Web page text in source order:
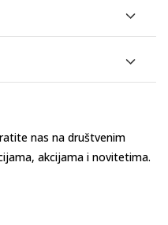
nas na društvenim
akcijama i novitetima.